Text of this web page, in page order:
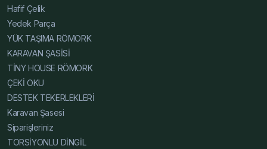
Dayanıklı, Tiny House Şasesi Hafif ve Dayanıklı, Alçak
Şase Hafif ve Dayanıklı, Yüksek Şase Hafif ve Dayanıklı,
Hafif Çelik Karavan Şase Uzman, Karavan Şasesi
Uzman, Tiny House Şasesi Uzman, Alçak Şase Uzman,
Yüksek Şase Uzman, Hafif Çelik Karavan Şase Katalog,
Karavan Şasesi Katalog, Tiny House Şasesi Katalog,
Alçak Şase Katalog, Yüksek Şase Katalog, Hafif Çelik
Karavan Şase Online, Karavan Şasesi Online, Tiny
House Şasesi Online, Alçak Şase Online, Yüksek Şase
Online, Hafif Çelik Karavan Şase Web, Karavan Şasesi
Hafif Çelik
Yedek Parça
YÜK TAŞIMA RÖMORK
KARAVAN ŞASİSİ
TİNY HOUSE RÖMORK
ÇEKİ OKU
DESTEK TEKERLEKLERİ
Karavan Şasesi
Siparişleriniz
TORSİYONLU DİNGİL